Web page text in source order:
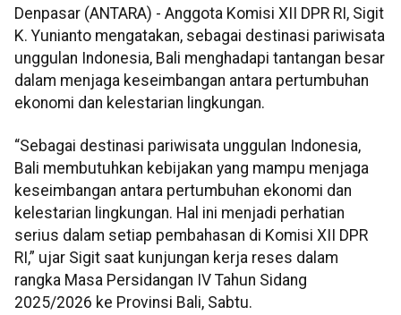
Denpasar (ANTARA) - Anggota Komisi XII DPR RI, Sigit
K. Yunianto mengatakan, sebagai destinasi pariwisata
unggulan Indonesia, Bali menghadapi tantangan besar
dalam menjaga keseimbangan antara pertumbuhan
ekonomi dan kelestarian lingkungan.
“Sebagai destinasi pariwisata unggulan Indonesia,
Bali membutuhkan kebijakan yang mampu menjaga
keseimbangan antara pertumbuhan ekonomi dan
kelestarian lingkungan. Hal ini menjadi perhatian
serius dalam setiap pembahasan di Komisi XII DPR
RI,” ujar Sigit saat kunjungan kerja reses dalam
rangka Masa Persidangan IV Tahun Sidang
2025/2026 ke Provinsi Bali, Sabtu.